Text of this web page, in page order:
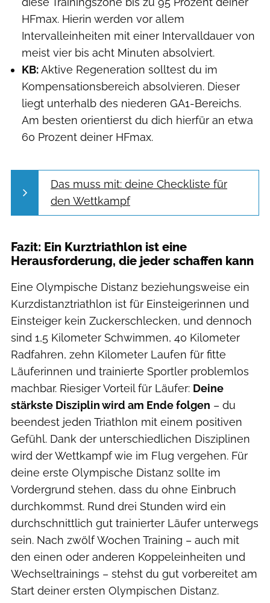
HFmax. Hierin werden vor allem
Intervalleinheiten mit einer Intervalldauer von
meist vier bis acht Minuten absolviert.
KB:Aktive Regeneration solltest du im
Kompensationsbereich absolvieren. Dieser
liegt unterhalb des niederen GA1-Bereichs.
Am besten orientierst du dich hierfür an etwa
60 Prozent deiner HFmax.
Das muss mit: deine Checkliste für
den Wettkampf
Fazit: Ein Kurztriathlon ist eine
Herausforderung, die jeder schaffen kann
Eine Olympische Distanz beziehungsweise ein
Kurzdistanztriathlon ist für Einsteigerinnen und
Einsteiger kein Zuckerschlecken, und dennoch
sind 1,5 Kilometer Schwimmen, 40 Kilometer
Radfahren, zehn Kilometer Laufen für fitte
Läuferinnen und trainierte Sportler problemlos
machbar. Riesiger Vorteil für Läufer: Deine
stärkste Disziplin wird am Ende folgen – du
beendest jeden Triathlon mit einem positiven
Gefühl. Dank der unterschiedlichen Disziplinen
wird der Wettkampf wie im Flug vergehen. Für
deine erste Olympische Distanz sollte im
Vordergrund stehen, dass du ohne Einbruch
durchkommst. Rund drei Stunden wird ein
durchschnittlich gut trainierter Läufer unterwegs
sein. Nach zwölf Wochen Training – auch mit
den einen oder anderen Koppeleinheiten und
Wechseltrainings – stehst du gut vorbereitet am
Start deiner ersten Olympischen Distanz.